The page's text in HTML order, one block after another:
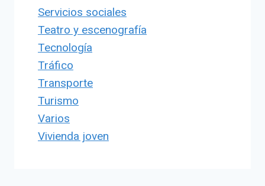
Servicios sociales
Teatro y escenografía
Tecnología
Tráfico
Transporte
Turismo
Varios
Vivienda joven